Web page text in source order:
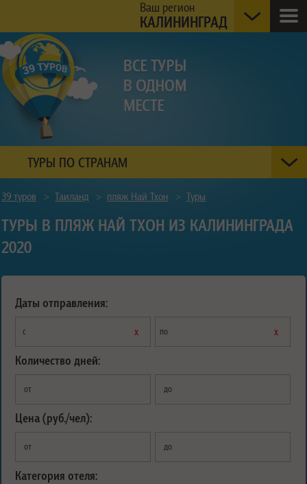
Ваш регион
КАЛИНИНГРАД
ТУРЫ ПО СТРАНАМ
39 туров > Таиланд > пляж Най Тхон > Туры
ТУРЫ В ПЛЯЖ НАЙ ТХОН ИЗ КАЛИНИНГРАДА
2020
Даты отправления:
с х по х
Количество дней:
от до
Цена (руб./чел):
от до
Категория отеля: